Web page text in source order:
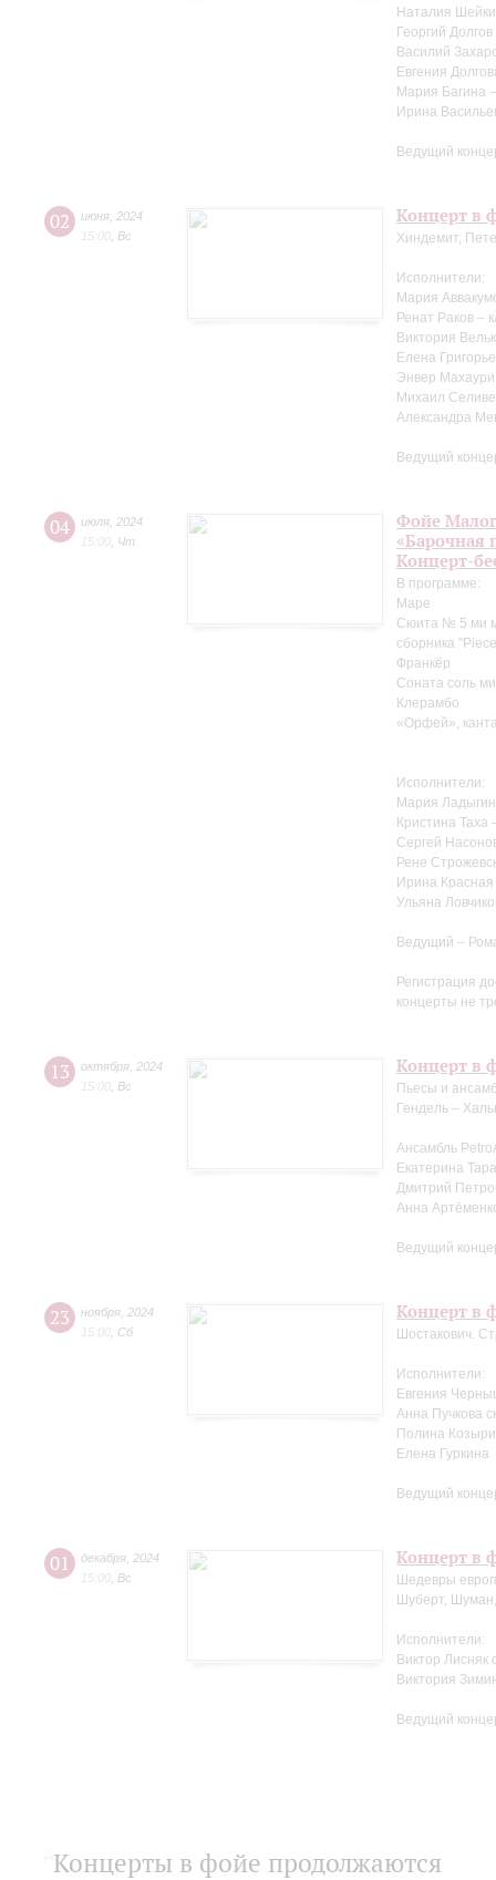
Наталия
Георгий
Василий
Евгения
Мария Багина
Ирина
Ведущий
02 июня 2024
15:00 Вс
Концерт в
Хиндемит,
Исполнители:
Мария
Ренат Раков –
Виктория
Елена
Энвер Махаури
Михаил
Александра
Ведущий
04 июля 2024
15:00 Чт
Фойе
«Барочная
Концерт-
В программе:
Маре
Сюита № 5 ми
сборника
Франкёр
Соната соль
Клерамбо
«Орфей»,
Исполнители:
Мария
Кристина Таха
Сергей
Рене
Ирина Красная
Ульяна
Ведущий –
Регистрация
концерты не
13 октября 2024
15:00 Вс
Концерт в
Пьесы и
Гендель –
Ансамбль
Екатерина
Дмитрий
Анна
Ведущий
23 ноября 2024
15:00 Сб
Концерт в
Шостакович.
Исполнители:
Евгения
Анна Пучкова
Полина
Елена Гуркина
Ведущий
01 декабря 2024
15:00 Вс
Концерт в
Шедевры
Шуберт,
Исполнители:
Виктор Лисняк
Виктория
Ведущий
Концерты в фойе продолжаются